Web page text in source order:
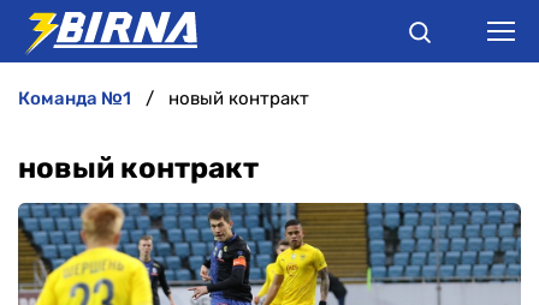
ІНТЕРВ'Ю
команда №1 новый контракт
новый контракт